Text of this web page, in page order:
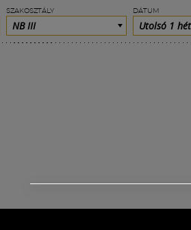
SZAKOSZTÁLY
NB III
DÁTUM
Utolsó 1 hét